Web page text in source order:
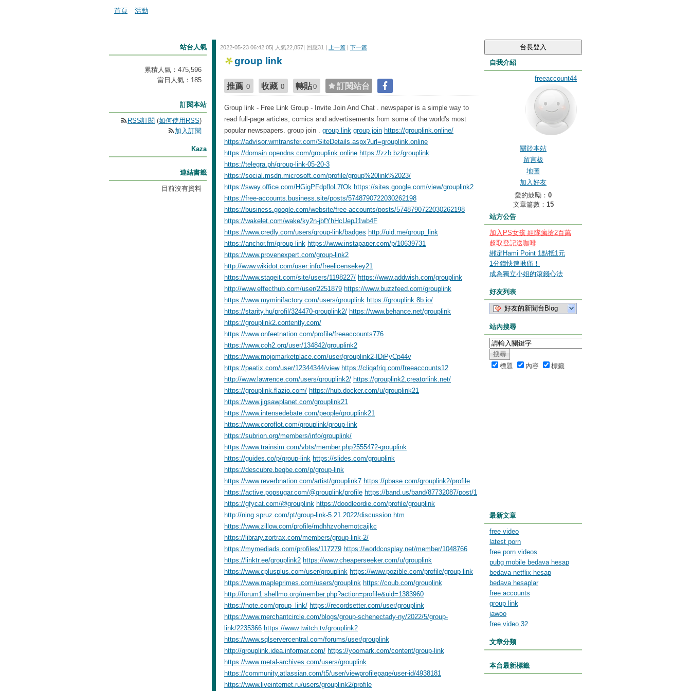
首頁 活動
2022-05-23 06:42:05| 人氣22,857| 回應31 | 上一篇 | 下一篇
group link
推薦 0 收藏 0 轉貼0 訂閱站台
Group link - Free Link Group - Invite Join And Chat . newspaper is a simple way to
read full-page articles, comics and advertisements from some of the world's most
popular newspapers. group join . group link group join https://grouplink.online/
https://advisor.wmtransfer.com/SiteDetails.aspx?url=grouplink.online
https://domain.opendns.com/grouplink.online https://zzb.bz/grouplink
https://telegra.ph/group-link-05-20-3
https://social.msdn.microsoft.com/profile/group%20link%2023/
https://sway.office.com/HGigPFdpfloL7fOk https://sites.google.com/view/grouplink2
https://free-accounts.business.site/posts/5748790722030262198
https://business.google.com/website/free-accounts/posts/5748790722030262198
https://wakelet.com/wake/ky2n-jbfYhHcUepJ1wb4F
https://www.credly.com/users/group-link/badges http://uid.me/group_link
https://anchor.fm/group-link https://www.instapaper.com/p/10639731
https://www.provenexpert.com/group-link2
http://www.wikidot.com/user:info/freelicensekey21
https://www.stageit.com/site/users/1198227/ https://www.addwish.com/grouplink
http://www.effecthub.com/user/2251879 https://www.buzzfeed.com/grouplink
https://www.myminifactory.com/users/grouplink https://grouplink.8b.io/
https://starity.hu/profil/324470-grouplink2/ https://www.behance.net/grouplink
https://grouplink2.contently.com/
https://www.onfeetnation.com/profile/freeaccounts776
https://www.coh2.org/user/134842/grouplink2
https://www.mojomarketplace.com/user/grouplink2-IDiPyCp44v
https://peatix.com/user/12344344/view https://cliqafriq.com/freeaccounts12
http://www.lawrence.com/users/grouplink2/ https://grouplink2.creatorlink.net/
https://grouplink.flazio.com/ https://hub.docker.com/u/grouplink21
https://www.jigsawplanet.com/grouplink21
https://www.intensedebate.com/people/grouplink21
https://www.coroflot.com/grouplink/group-link
https://subrion.org/members/info/grouplink/
https://www.trainsim.com/vbts/member.php?555472-grouplink
https://guides.co/p/group-link https://slides.com/grouplink
https://descubre.beqbe.com/p/group-link
https://www.reverbnation.com/artist/grouplink7 https://pbase.com/grouplink2/profile
https://active.popsugar.com/@grouplink/profile https://band.us/band/87732087/post/1
https://gfycat.com/@grouplink https://doodleordie.com/profile/grouplink
http://ning.spruz.com/pt/group-link-5.21.2022/discussion.htm
https://www.zillow.com/profile/mdhhzvohemotcaijkc
https://library.zortrax.com/members/group-link-2/
https://mymediads.com/profiles/117279 https://worldcosplay.net/member/1048766
https://linktr.ee/grouplink2 https://www.cheaperseeker.com/u/grouplink
https://www.cplusplus.com/user/grouplink https://www.pozible.com/profile/group-link
https://www.mapleprimes.com/users/grouplink https://coub.com/grouplink
http://forum1.shellmo.org/member.php?action=profile&uid=1383960
https://note.com/group_link/ https://recordsetter.com/user/grouplink
https://www.merchantcircle.com/blogs/group-schenectady-ny/2022/5/group-
link/2235366 https://www.twitch.tv/grouplink2
https://www.sqlservercentral.com/forums/user/grouplink
http://grouplink.idea.informer.com/ https://yoomark.com/content/group-link
https://www.metal-archives.com/users/grouplink
https://community.atlassian.com/t5/user/viewprofilepage/user-id/4938181
https://www.liveinternet.ru/users/grouplink2/profile
自我介紹
freeaccount44
關於本站
留言板
地圖
加入好友
愛的鼓勵： 0
文章篇數： 15
站方公告
加入PS女孩 組隊瘋搶2百萬
超取登記送咖啡
綁定Hami Point 1點抵1元
1分鐘快速揪痛！
成為獨立小姐的滾錢心法
好友列表
好友的新聞台Blog
站內搜尋
標題 內容 標籤
最新文章
free video
latest porn
free porn videos
pubg mobile bedava hesap
bedava netflix hesap
bedava hesaplar
free accounts
group link
jawoo
free video 32
文章分類
本台最新標籤
站台人氣
累積人氣： 475,596
當日人氣： 185
訂閱本站
RSS訂閱 (如何使用RSS)
加入訂閱
Kaza
連結書籤
目前沒有資料